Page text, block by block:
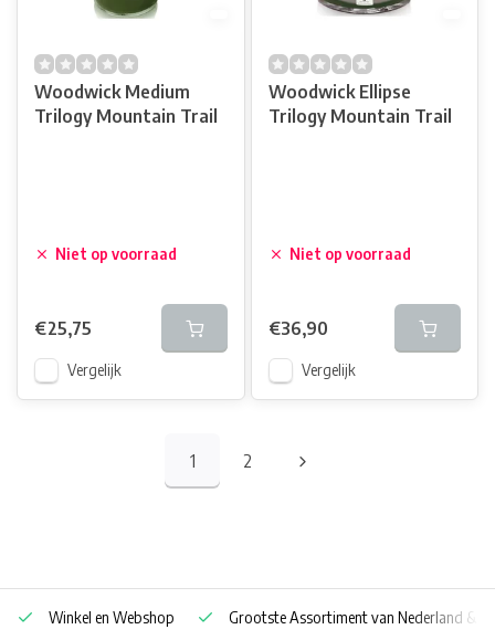
Woodwick Medium
Trilogy Mountain Trail
Niet op voorraad
€25,75
Vergelijk
Woodwick Ellipse
Trilogy Mountain Trail
Niet op voorraad
€36,90
Vergelijk
1 2
Winkel en Webshop Grootste Assortiment van Nederland &